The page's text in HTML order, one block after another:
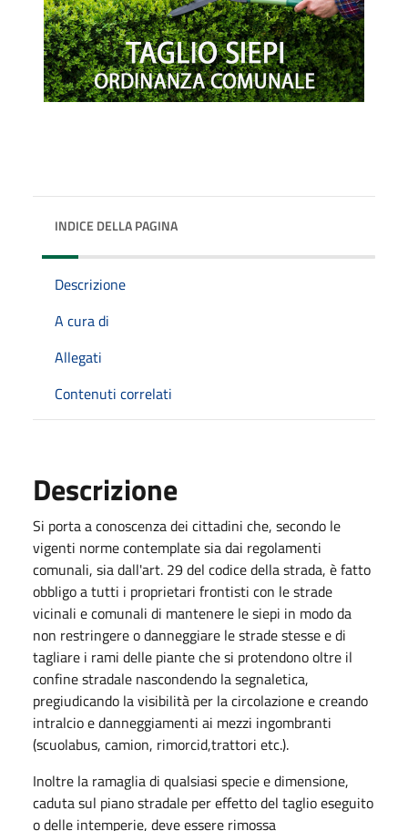
INDICE DELLA PAGINA
Descrizione
A cura di
Allegati
Contenuti correlati
Descrizione
Si porta a conoscenza dei cittadini che, secondo le
vigenti norme contemplate sia dai regolamenti
comunali, sia dall'art. 29 del codice della strada, è fatto
obbligo a tutti i proprietari frontisti con le strade
vicinali e comunali di mantenere le siepi in modo da
non restringere o danneggiare le strade stesse e di
tagliare i rami delle piante che si protendono oltre il
confine stradale nascondendo la segnaletica,
pregiudicando la visibilità per la circolazione e creando
intralcio e danneggiamenti ai mezzi ingombranti
(scuolabus, camion, rimorcid,trattori etc.).
Inoltre la ramaglia di qualsiasi specie e dimensione,
caduta sul piano stradale per effetto del taglio eseguito
o delle intemperie, deve essere rimossa